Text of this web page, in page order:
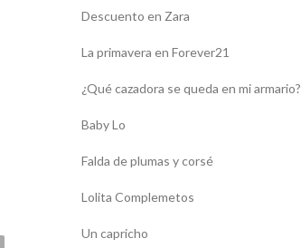
Descuento en Zara
La primavera en Forever21
¿Qué cazadora se queda en mi armario?
Baby Lo
Falda de plumas y corsé
Lolita Complemetos
Un capricho